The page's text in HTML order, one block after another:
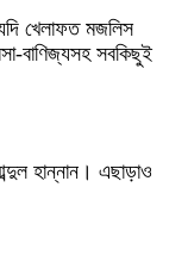
খেলাফত মজলিস
বাণিজ্যসহ সবকিছুই
হান্নান। এছাড়াও